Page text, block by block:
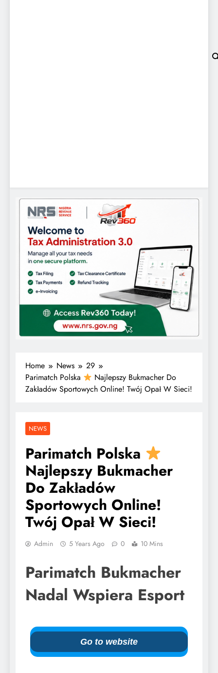
Home News
29
Parimatch Polska
Najlepszy Bukmacher Do
Zakładów Sportowych Online! Twój Opał W Sieci!
NEWS
Parimatch Polska
Najlepszy Bukmacher
Do Zakładów
Sportowych Online!
Twój Opał W Sieci!
Admin 5 Years Ago 0 10 Mins
Parimatch Bukmacher
Nadal Wspiera Esport
Go to website